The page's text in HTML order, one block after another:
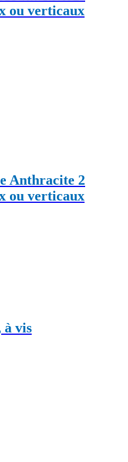
ou verticaux
Anthracite 2
ou verticaux
à vis